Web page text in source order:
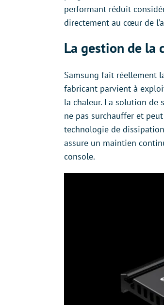
performant réduit
directement au cœur de
La gestion de la
Samsung fait réellement
fabricant parvient à
la chaleur. La solution de
ne pas surchauffer et
technologie de
assure un maintien
console.